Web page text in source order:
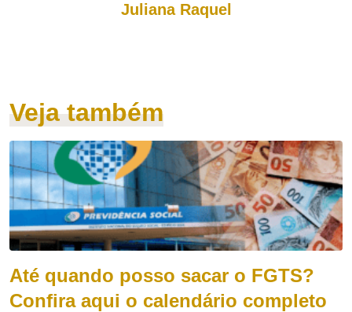
Juliana Raquel
Veja também
Até quando posso sacar o FGTS?
Confira aqui o calendário completo